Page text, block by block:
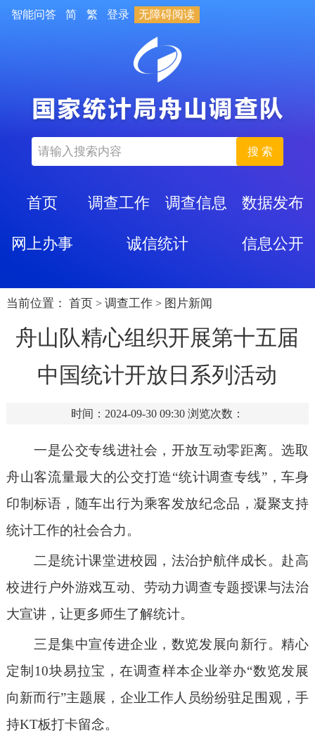
智能问答 简 繁 登录 无障碍阅读
搜 索
首页 调查工作 调查信息 数据发布
网上办事 诚信统计 信息公开
当前位置： 首页 > 调查工作 > 图片新闻
舟山队精心组织开展第十五届
中国统计开放日系列活动
时间：2024-09-30 09:30 浏览次数：
一是公交专线进社会，开放互动零距离。选取
舟山客流量最大的公交打造“统计调查专线”，车身
印制标语，随车出行为乘客发放纪念品 ，凝聚支持
统计工作的社会合力。
二是统计课堂进校园，法治护航伴成长。赴高
校进行户外游戏互动、劳动力调查专题授课与法治
大宣讲，让更多师生了解统计。
三是集中宣传进企业，数览发展向新行。精心
定制 10块易拉宝，在调查样本企业举办“数览发展
向新而行”主题展，企业工作人员纷纷驻足围观，手
持KT板打卡留念。